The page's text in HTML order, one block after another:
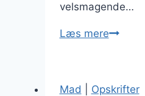
velsmagende…
Læs mereKylling
opskrift
Mad Opskrifter